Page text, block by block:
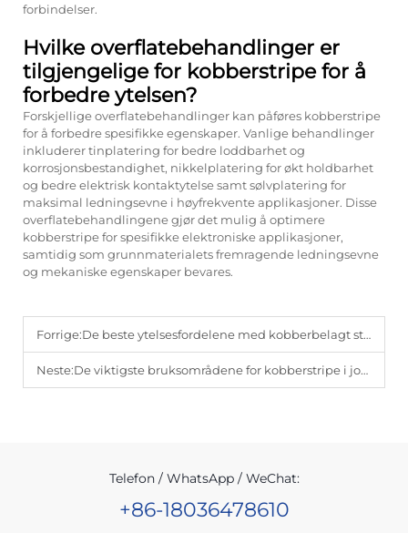
forbindelser.
Hvilke overflatebehandlinger er
tilgjengelige for kobberstripe for å
forbedre ytelsen?
Forskjellige overflatebehandlinger kan påføres kobberstripe
for å forbedre spesifikke egenskaper. Vanlige behandlinger
inkluderer tinplatering for bedre loddbarhet og
korrosjonsbestandighet, nikkelplatering for økt holdbarhet
og bedre elektrisk kontaktytelse samt sølvplatering for
maksimal ledningsevne i høyfrekvente applikasjoner. Disse
overflatebehandlingene gjør det mulig å optimere
kobberstripe for spesifikke elektroniske applikasjoner,
samtidig som grunnmaterialets fremragende ledningsevne
og mekaniske egenskaper bevares.
Forrige:De beste ytelsesfordelene med kobberbelagt ståltråd
Neste:De viktigste bruksområdene for kobberstripe i jording og skjerming
Telefon / WhatsApp / WeChat:
+86-18036478610